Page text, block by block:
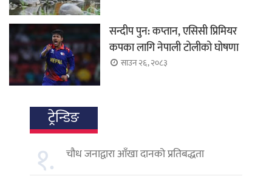
सन्दीप पुन: कप्तान, एसिसी प्रिमियर
कपका लागि नेपाली टोलीको घोषणा
साउन २६, २०८३
ट्रेन्डिङ
१. चौध जनाद्वारा आँखा दानको प्रतिबद्धता